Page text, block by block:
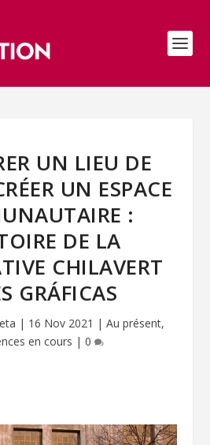
UN LIEU DE
UN ESPACE
:
DE LA
CHILAVERT
GRÁFICAS
| 16 Nov 2021 | Au présent,
en cours | 0